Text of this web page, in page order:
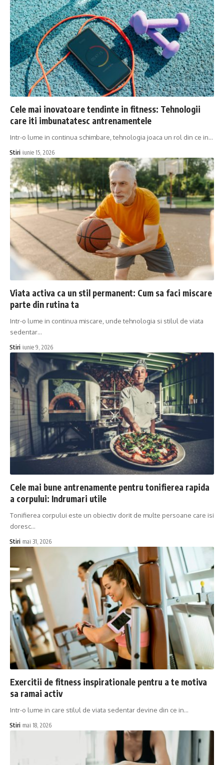
Cele mai inovatoare tendinte in fitness: Tehnologii
care iti imbunatatesc antrenamentele
Intr-o lume in continua schimbare, tehnologia joaca un rol din ce in…
Stiri iunie 15, 2026
Viata activa ca un stil permanent: Cum sa faci miscare
parte din rutina ta
Intr-o lume in continua miscare, unde tehnologia si stilul de viata
sedentar…
Stiri iunie 9, 2026
Cele mai bune antrenamente pentru tonifierea rapida
a corpului: Indrumari utile
Tonifierea corpului este un obiectiv dorit de multe persoane care isi
doresc…
Stiri mai 31, 2026
Exercitii de fitness inspirationale pentru a te motiva
sa ramai activ
Intr-o lume in care stilul de viata sedentar devine din ce in…
Stiri mai 18, 2026